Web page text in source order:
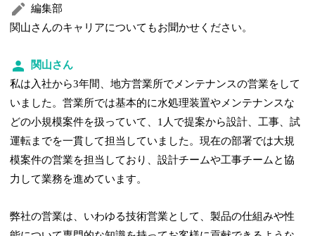
編集部
関山さんのキャリアについてもお聞かせください。
関山さん
私は入社から3年間、地方営業所でメンテナンスの営業をして
いました。営業所では基本的に水処理装置やメンテナンスな
どの小規模案件を扱っていて、1人で提案から設計、工事、試
運転までを一貫して担当していました。現在の部署では大規
模案件の営業を担当しており、設計チームや工事チームと協
力して業務を進めています。
弊社の営業は、いわゆる技術営業として、製品の仕組みや性